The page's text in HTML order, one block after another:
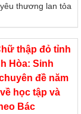
thương lan tỏa
thập đỏ tỉnh
Hòa: Sinh
đề năm
học tập và
Bác